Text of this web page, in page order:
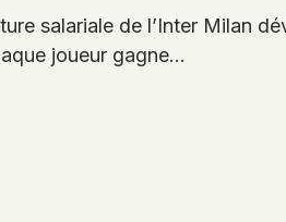
salariale de l’Inter Milan
joueur gagne…